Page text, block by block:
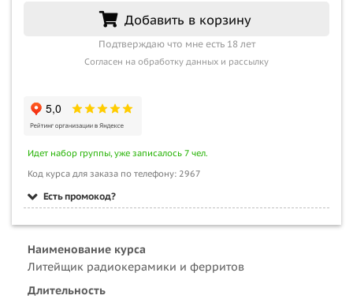
Добавить в корзину
Подтверждаю что мне есть 18 лет
Согласен на обработку данных и рассылку
Идет набор группы, уже записалось 7 чел.
Код курса для заказа по телефону: 2967
Есть промокод?
Наименование курса
Литейщик радиокерамики и ферритов
Длительность